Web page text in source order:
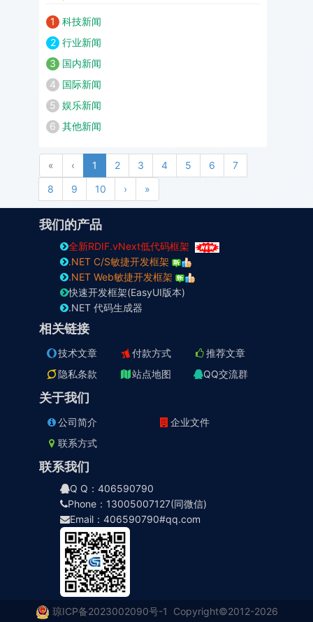
1
科技新闻
2 行业新闻
3
国内新闻
4
国际新闻
5
娱乐新闻
6
其他新闻
« First‹ Previous
1 2 3 4 5 6
7
8
9 10 › Next
»
我们的产品
全新RDIF.vNext低代码框架
.NET C/S敏捷开发框架
.NET Web敏捷开发框架
快速开发框架(EasyUI版本)
.NET 代码生成器
相关链接
技术文章 付款方式
推荐文章
隐私条款
站点地图 QQ交流群
关于我们
公司简介
企业文件
联系方式
联系我们
Q Q：406590790
Phone：13005007127(同微信)
Email：406590790#qq.com
琼ICP备2023002090号-1 Copyright©2012-2026